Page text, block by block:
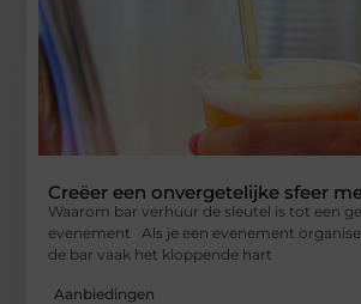
Creëer een onvergetelijke sfeer
Waarom bar verhuur de sleutel is tot een
evenement Als je een evenement
de bar vaak het kloppende hart
Aanbiedingen